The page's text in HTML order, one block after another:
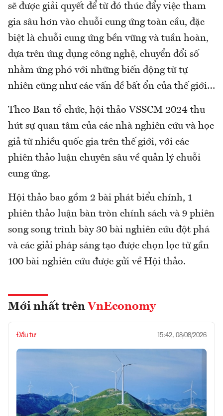
sẽ được giải quyết để từ đó thúc đẩy việc tham
gia sâu hơn vào chuỗi cung ứng toàn cầu, đặc
biệt là chuỗi cung ứng bền vững và tuần hoàn,
dựa trên ứng dụng công nghệ, chuyển đổi số
nhằm ứng phó với những biến động từ tự
nhiên cũng như các vấn đề bất ổn của thế giới…
Theo Ban tổ chức, hội thảo VSSCM 2024 thu
hút sự quan tâm của các nhà nghiên cứu và học
giả từ nhiều quốc gia trên thế giới, với các
phiên thảo luận chuyên sâu về quản lý chuỗi
cung ứng.
Hội thảo bao gồm 2 bài phát biểu chính, 1
phiên thảo luận bàn tròn chính sách và 9 phiên
song song trình bày 30 bài nghiên cứu đột phá
và các giải pháp sáng tạo được chọn lọc từ gần
100 bài nghiên cứu được gửi về Hội thảo.
Mới nhất trên VnEconomy
Đầu tư 15:42, 08/08/2026